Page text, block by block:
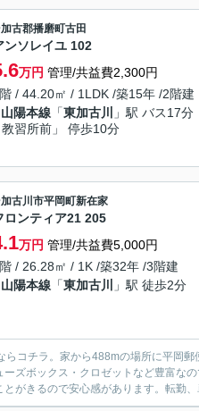
加古郡播磨町古田
ンソレイユ 102
万円 管理/共益費2,300円
/ 44.20㎡ / 1LDK /築15年 /2階建
山陽本線 「東加古川
」駅 バス17分
教習所前」 停歩10分
加古川市平岡町新在家
ロンティア21 205
万円 管理/共益費5,000円
/ 26.28㎡ / 1K /築32年 /3階建
山陽本線 「東加古川 」駅 徒歩2分
コチラ。家から488mの場所に平岡
ズボックス・クロゼットなど豊富な
がきるので安心感があります。転勤